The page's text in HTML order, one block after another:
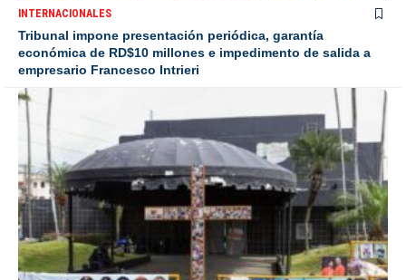
INTERNACIONALES
Tribunal impone presentación periódica, garantía
económica de RD$10 millones e impedimento de salida a
empresario Francesco Intrieri